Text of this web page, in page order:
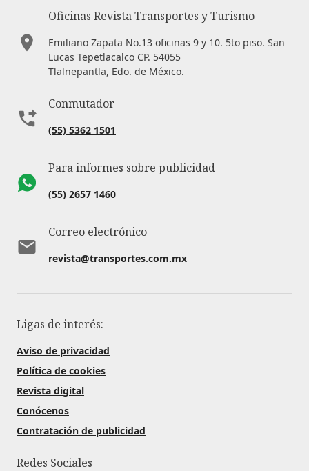
Oficinas Revista Transportes y Turismo
Emiliano Zapata No.13 oficinas 9 y 10. 5to piso. San
Lucas Tepetlacalco CP. 54055
Tlalnepantla, Edo. de México.
Conmutador
(55) 5362 1501
Para informes sobre publicidad
(55) 2657 1460
Correo electrónico
revista@transportes.com.mx
Ligas de interés:
Aviso de privacidad
Política de cookies
Revista digital
Conócenos
Contratación de publicidad
Redes Sociales